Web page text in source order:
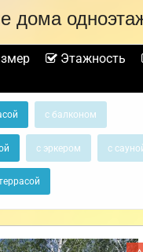
дома
Этажность
с балконом
с эркером с